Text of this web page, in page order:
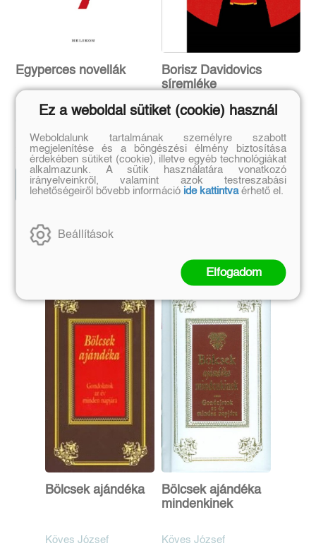
Egyperces novellák
Eredeti ár:
7 499 Ft
Bevezető ár:
6 749 Ft
Előrendelem
Borisz Davidovics
síremléke
Eredeti ár:
3 190 Ft
Kötött ár:
2 871 Ft
Előrendelem
Szerző további művei
Bölcsek ajándéka
Köves József
Bölcsek ajándéka
mindenkinek
Köves József
Ez a weboldal sütiket (cookie) használ
Weboldalunk tartalmának személyre szabott
megjelenítése és a böngészési élmény biztosítása
érdekében sütiket (cookie), illetve egyéb technológiákat
alkalmazunk. A sütik használatára vonatkozó
irányelveinkről, valamint azok testreszabási
lehetőségeiről bővebb információ ide kattintvaérhető el.
Beállítások
Elfogadom